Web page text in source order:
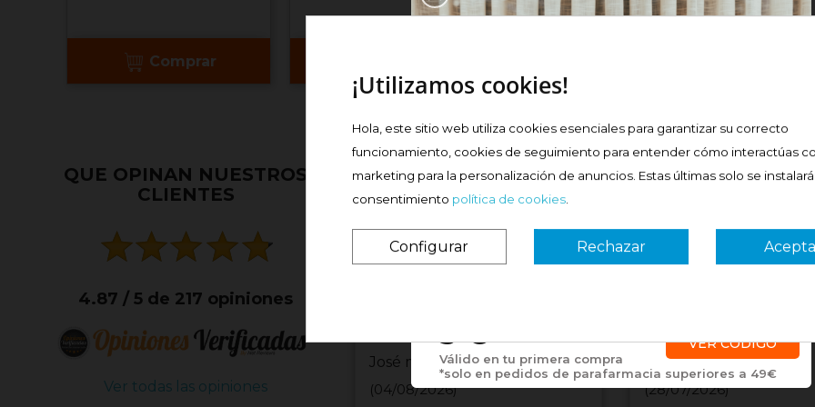
Comprar
QUE OPINAN NUESTROS
CLIENTES
4.87 / 5 de 217 opiniones
Ver todas las opiniones
Todo ok
José maria I
(04/08/2026)
####
Jonathan J
(28/07/2026)
¿Es tu primera vez? ¡SORPRESA!
VER CÓDIGO
Válido en tu primera compra
*solo en pedidos de parafarmacia superiores a 49€
3 €
¡Utilizamos cookies!
Hola, este sitio web utiliza cookies esenciales para garantizar su correcto
funcionamiento, cookies de seguimiento para entender cómo interactúas
marketing para la personalización de anuncios. Estas últimas solo se
consentimiento política de cookies
Configurar Rechazar